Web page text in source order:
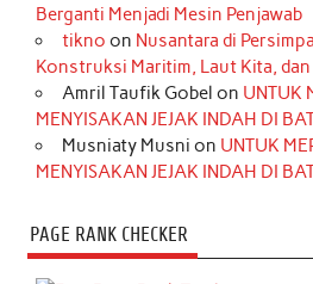
Berganti Menjadi Mesin Penjawab
tikno on Nusantara di
Konstruksi Maritim, Laut Kita, dan
Amril Taufik Gobel on UNTUK
MENYISAKAN JEJAK INDAH DI
Musniaty Musni on UNTUK
MENYISAKAN JEJAK INDAH DI
PAGE RANK CHECKER